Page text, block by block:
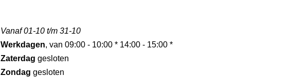
Vanaf 01-10 t/m 31-10
Werkdagen, van 09:00 - 10:00 * 14:00 - 15:00 *
Zaterdag gesloten
Zondag gesloten